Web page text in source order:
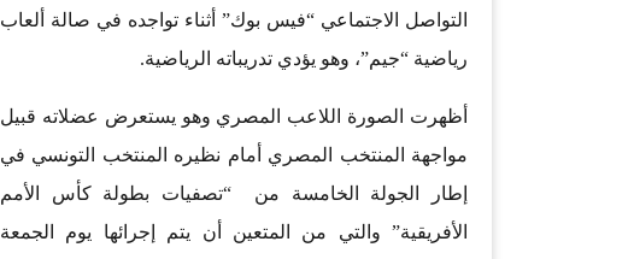
التواصل الاجتماعي “فيس بوك” أثناء تواجده في صالة ألعاب
رياضية “جيم”، وهو يؤدي تدريباته الرياضية.
أظهرت الصورة اللاعب المصري وهو يستعرض عضلاته قبيل
مواجهة المنتخب المصري أمام نظيره المنتخب التونسي في
إطار الجولة الخامسة من “تصفيات بطولة كأس الأمم
الأفريقية” والتي من المتعين أن يتم إجرائها يوم الجمعة